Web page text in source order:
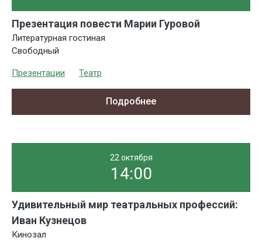
Презентация повести Марии Гуровой
Литературная гостиная
Свободный
Презентации Театр
Подробнее
22 октября
14:00
Удивительный мир театральных профессий:
Иван Кузнецов
Кинозал